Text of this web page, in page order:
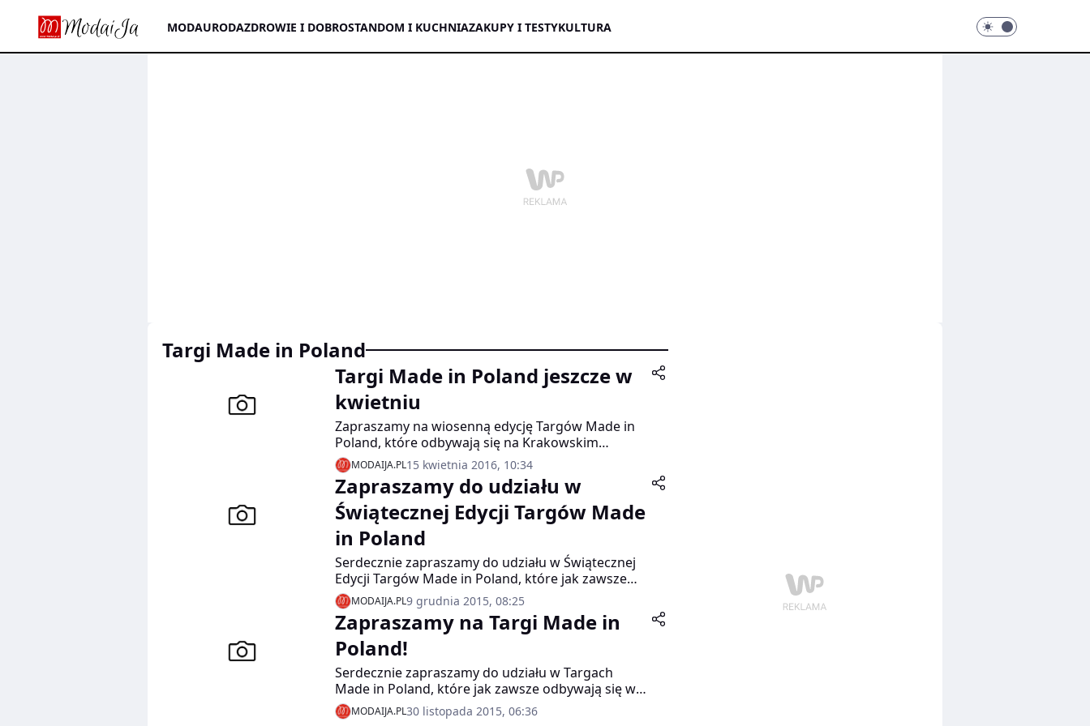
MODAURODAZDROWIE I DOBROSTANDOM I KUCHNIAZAKUPY I TESTYKULTURA
Targi Made in Poland
Targi Made in Poland jeszcze w
kwietniu
Zapraszamy na wiosenną edycję Targów Made in
Poland, które odbywają się na Krakowskim
Przedmieściu 64 w Warszawie w Domu Polonii.
Tym razem spotykamy się tuż przed majówką czyli
23-24 kwietnia!
MODAIJA.PL15 kwietnia 2016, 10:34
Zapraszamy do udziału w
Świątecznej Edycji Targów Made
in Poland
Serdecznie zapraszamy do udziału w Świątecznej
Edycji Targów Made in Poland, które jak zawsze
odbywają się w Domu Polonii na Karkowskim
Przedmieściu 64 w Warszawie.
MODAIJA.PL9 grudnia 2015, 08:25
Zapraszamy na Targi Made in
Poland!
Serdecznie zapraszamy do udziału w Targach
Made in Poland, które jak zawsze odbywają się w
Domu Polonii na Karkowskim Przedmieściu 64 w
Warszawie. Spotykamy się 5-6 grudnia w godz
MODAIJA.PL30 listopada 2015, 06:36